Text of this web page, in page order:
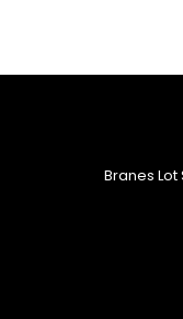
Branes